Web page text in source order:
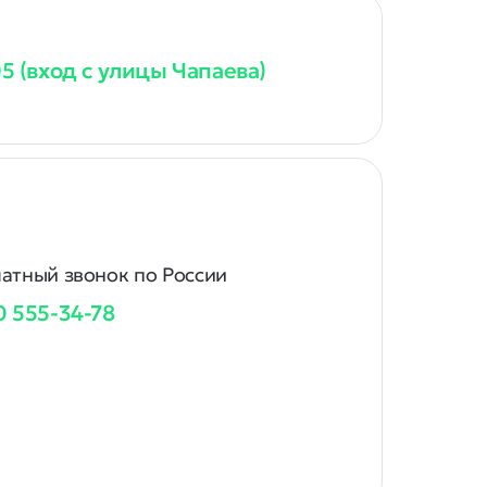
(вход с улицы Чапаева)
звонок по России
555-34-78